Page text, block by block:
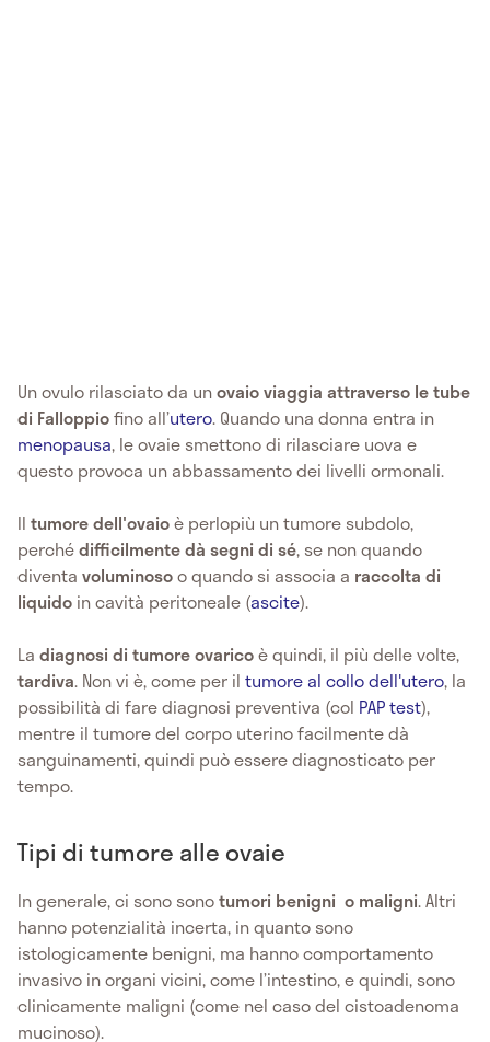
Un ovulo rilasciato da unovaio viaggia attraverso le tube
di Falloppiofino all’utero. Quando una donna entra in
menopausa, le ovaie smettono di rilasciare uova e
questo provoca un abbassamento dei livelli ormonali.
Il tumore dell'ovaioè perlopiù un tumore subdolo,
perchédifficilmente dà segni di sé, se non quando
diventa voluminosoo quando si associa a raccolta di
liquido in cavità peritoneale (ascite).
La diagnosi di tumore ovaricoè quindi, il più delle volte,
tardiva. Non vi è, come per il tumore al collo dell'utero, la
possibilità di fare diagnosi preventiva (col PAP test),
mentre il tumore del corpo uterino facilmente dà
sanguinamenti, quindi può essere diagnosticato per
tempo.
Tipi di tumore alle ovaie
In generale, ci sono sonotumori benigni o maligni. Altri
hanno potenzialità incerta, in quanto sono
istologicamente benigni, ma hanno comportamento
invasivo in organi vicini, come l’intestino, e quindi, sono
clinicamente maligni (come nel caso del cistoadenoma
mucinoso).